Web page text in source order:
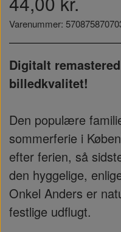
Varenummer:
Digitalt
billedkvalitet!
Den populære
sommerferie i
efter ferien, så
den hyggelige,
Onkel Anders er
festlige udflugt.